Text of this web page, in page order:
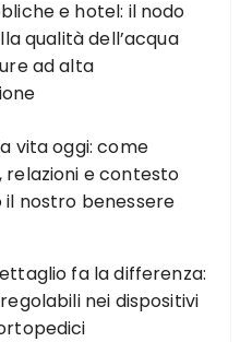
e hotel: il nodo
qualità dell’acqua
ad alta
vita oggi: come
relazioni e contesto
il nostro benessere
fa la differenza:
nei dispositivi